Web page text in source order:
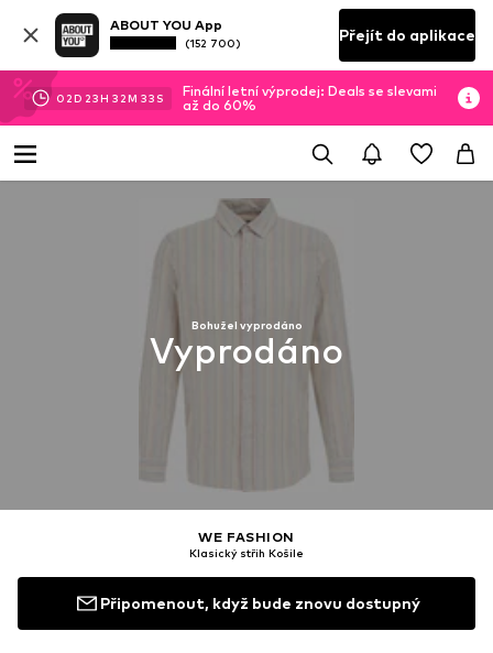
ABOUT YOU App
(152 700) Přejít do aplikace
02D 23H 32M 33 S
Finální letní výprodej: Deals se slevami
až do 60%
Bohužel vyprodáno
Vyprodáno
WE FASHION
Klasický střih Košile
Připomenout, když bude znovu dostupný